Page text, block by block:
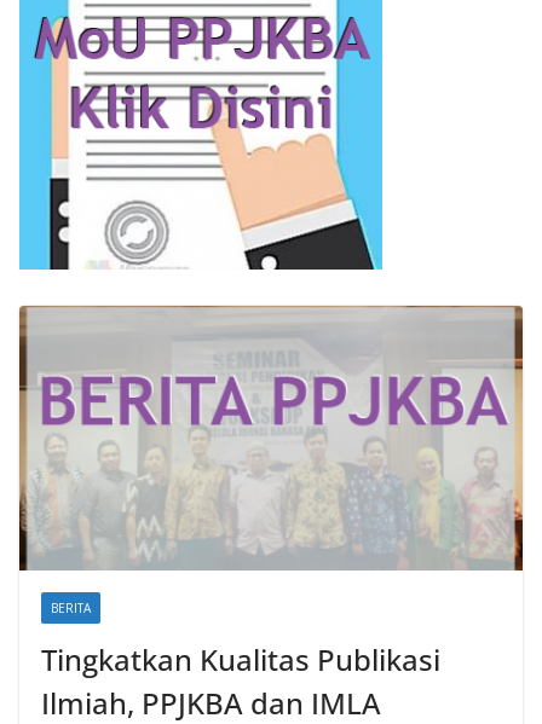
BERITA
Tingkatkan Kualitas Publikasi
Ilmiah, PPJKBA dan IMLA